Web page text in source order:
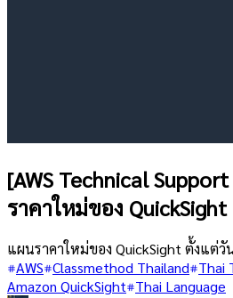
[AWS Technical
ราคาใหม่ของ QuickSight
แผนราคาใหม่ของ QuickSight ตั้งแต่
AWS Classmethod Thailand Thai
Amazon QuickSight Thai Language